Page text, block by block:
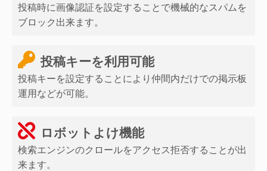
投稿時に画像認証を設定することで機械的なスパムを
ブロック出来ます。
投稿キーを利用可能
投稿キーを設定することにより仲間内だけでの掲示板
運用などが可能。
ロボットよけ機能
検索エンジンのクロールをアクセス拒否することが出
来ます。